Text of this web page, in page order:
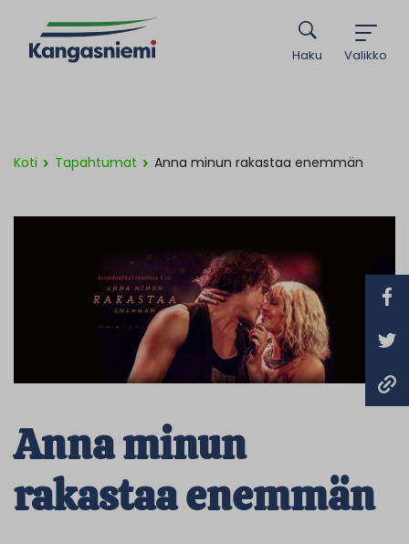
Valikko
Haku
Koti Tapahtumat Anna minun rakastaa enemmän
Anna minun
rakastaa enemmän